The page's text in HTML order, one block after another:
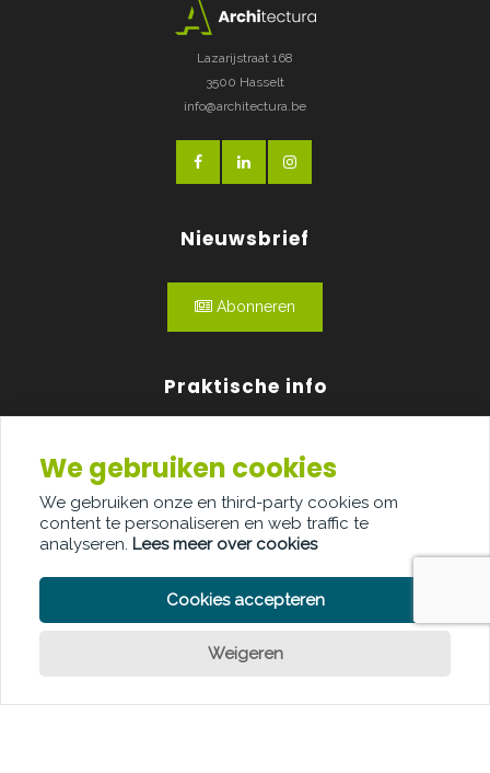
Lazarijstraat 168
3500 Hasselt
info@architectura.be
Nieuwsbrief
Abonneren
Praktische info
Over ons
Adverteren
Contact
We gebruiken cookies
We gebruiken onze en third-party cookies om
content te personaliseren en web traffic te
analyseren. Lees meer over cookies
Cookies accepteren
Weigeren